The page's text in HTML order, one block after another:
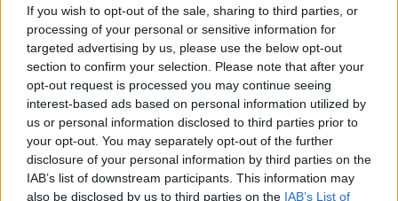
If you wish to opt-out of the sale, sharing to third parties, or
processing of your personal or sensitive information for
targeted advertising by us, please use the below opt-out
section to confirm your selection. Please note that after your
opt-out request is processed you may continue seeing
interest-based ads based on personal information utilized by
us or personal information disclosed to third parties prior to
your opt-out. You may separately opt-out of the further
disclosure of your personal information by third parties on the
IAB’s list of downstream participants. This information may
also be disclosed by us to third parties on the IAB’s List of
FINANÇA